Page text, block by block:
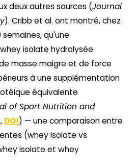
deux autres sources (Journal
). Cribb et al. ont montré, chez
semaines, qu'une
isolate hydrolysée
masse maigre et de force
à une supplémentation
équivalente
of Sport Nutrition and
, DOI) — une comparaison entre
(whey isolate vs
isolate et whey